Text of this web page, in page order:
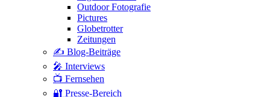
Outdoor Fotografie
Pictures
Globetrotter
Zeitungen
✍️ Blog-Beiträge
🎤 Interviews
📺 Fernsehen
🔐 Presse-Bereich